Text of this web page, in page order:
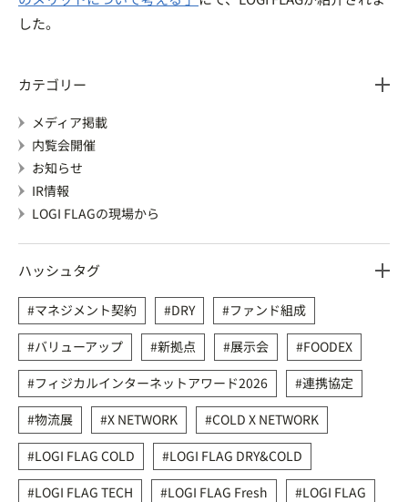
した。
カテゴリー
メディア掲載
内覧会開催
お知らせ
IR情報
LOGI FLAGの現場から
ハッシュタグ
マネジメント契約 DRY
ファンド組成
バリューアップ
新拠点 展示会
FOODEX
フィジカルインターネットアワード2026
連携協定
物流展
X NETWORK
COLD X NETWORK
LOGI FLAG COLD
LOGI FLAG DRY&COLD
LOGI FLAG TECH
LOGI FLAG Fresh LOGI FLAG